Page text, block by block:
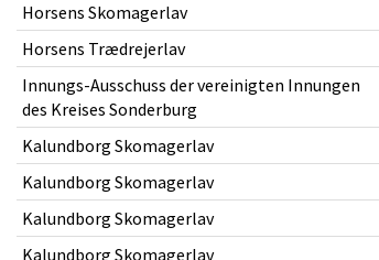
Horsens Skomagerlav
Horsens Trædrejerlav
Innungs-Ausschuss der vereinigten Innungen
des Kreises Sonderburg
Kalundborg Skomagerlav
Kalundborg Skomagerlav
Kalundborg Skomagerlav
Kalundborg Skomagerlav